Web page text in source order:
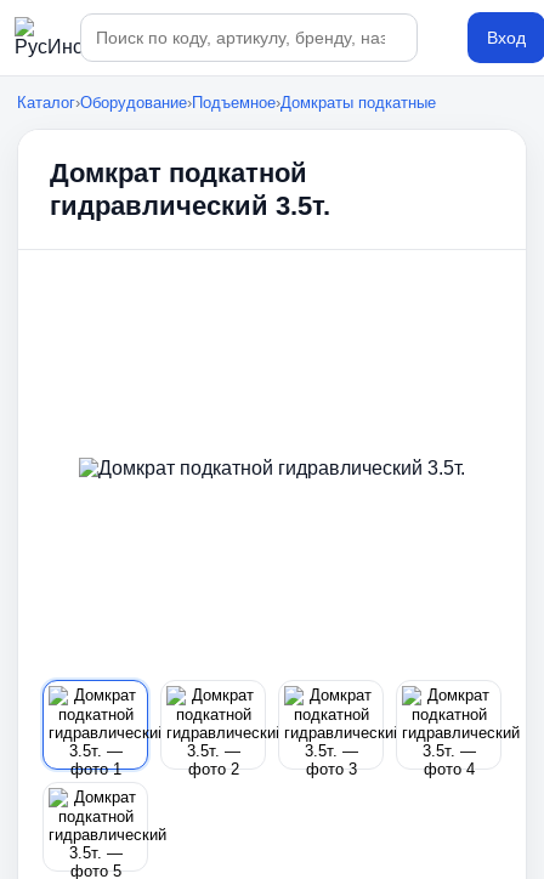
Поиск по каталогу
Вход
Каталог›Оборудование›Подъемное›Домкраты подкатные
Домкрат подкатной
гидравлический 3.5т.